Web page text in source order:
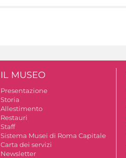
IL MUSEO
Presentazione
Storia
Allestimento
Restauri
Staff
Sistema Musei di Roma Capitale
Carta dei servizi
Newsletter